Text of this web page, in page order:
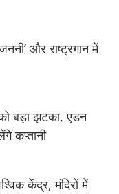
और राष्ट्रगान में
बड़ा झटका, एडन
कप्तानी
केंद्र, मंदिरों में